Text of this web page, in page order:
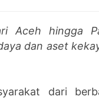
Aceh hingga
dan aset
dari